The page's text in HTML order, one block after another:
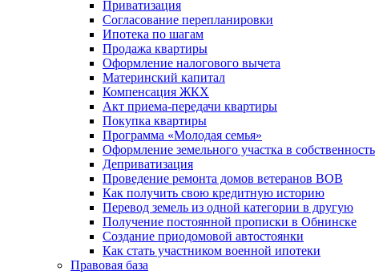
Приватизация
Согласование перепланировки
Ипотека по шагам
Продажа квартиры
Оформление налогового вычета
Материнский капитал
Компенсация ЖКХ
Акт приема-передачи квартиры
Покупка квартиры
Программа «Молодая семья»
Оформление земельного участка в собственность
Деприватизация
Проведение ремонта домов ветеранов ВОВ
Как получить свою кредитную историю
Перевод земель из одной категории в другую
Получение постоянной прописки в Обнинске
Создание приодомовой автостоянки
Как стать участником военной ипотеки
Правовая база